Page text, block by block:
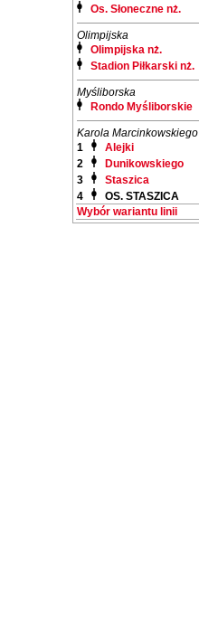
Os. Słoneczne nż.
Olimpijska
Olimpijska nż.
Stadion Piłkarski nż.
Myśliborska
Rondo Myśliborskie
Karola Marcinkowskiego
1
Alejki
2
Dunikowskiego
3
Staszica
4
OS. STASZICA
Wybór wariantu linii